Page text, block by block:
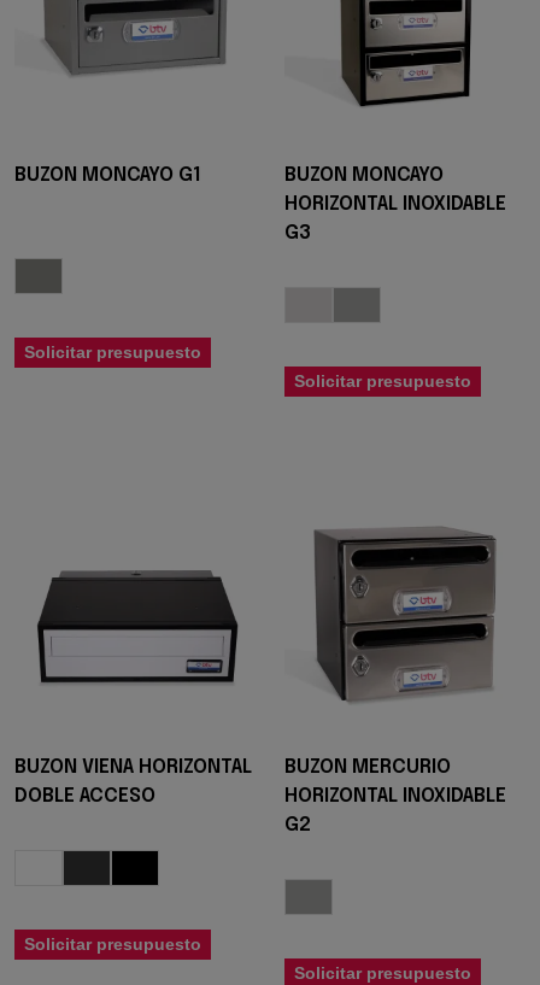
BUZON MONCAYO G1
Solicitar presupuesto
BUZON MONCAYO
HORIZONTAL INOXIDABLE
G3
Solicitar presupuesto
BUZON VIENA HORIZONTAL
DOBLE ACCESO
Solicitar presupuesto
BUZON MERCURIO
HORIZONTAL INOXIDABLE
G2
Solicitar presupuesto